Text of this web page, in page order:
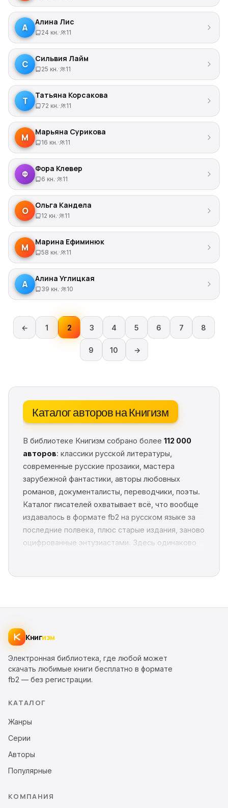
А
Алина Лис
24 кн.· 11
С
Сильвия Лайм
25 кн.· 11
Т
Татьяна Корсакова
72 кн.· 11
М
Марьяна Сурикова
16 кн.· 11
Ф
Фора Клевер
6 кн.· 11
О
Ольга Кандела
12 кн.· 11
М
Марина Ефиминюк
58 кн.· 11
А
Алина Углицкая
39 кн.· 10
← 1 2 3 4 5 6 7 8
9 10 →
Каталог авторов на Книгизм
В библиотеке Книгизм собрано более 112 000
авторов: классики русской литературы,
современные русские прозаики, мастера
зарубежной фантастики, авторы любовных
романов, документалисты, переводчики, поэты.
Каталог писателей охватывает всё, что вообще
издавалось в формате fb2 на русском языке за
последние полвека, плюс старые издания, заново
оцифрованные энтузиастами. Здесь одинаково
этими двумя точками умещается почти весь
художественной и нехудожественной
литературы.
Страница каталога авторов нужна для двух
больших задач. Первая, выйти на конкретного
одном месте, а не выискивать их по частям
имена в любимом жанре. Когда вы
пролистываете рейтинг, мозг цепляется за
знакомые фамилии, рядом с ними оказываются
Книгизм
Электронная библиотека, где любой может
скачать любимые книги бесплатно в формате
fb2 — без регистрации.
КАТАЛОГ
Жанры
Серии
Авторы
Популярные
КОМПАНИЯ